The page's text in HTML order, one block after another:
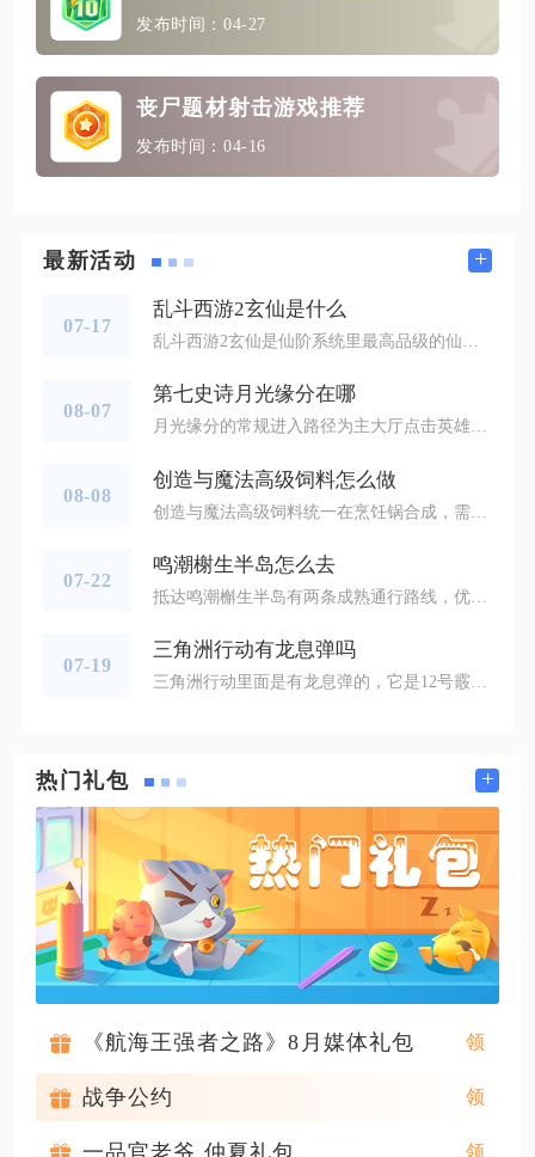
发布时间：04-27
丧尸题材射击游戏推荐
发布时间：04-16
最新活动 +
07-17
乱斗西游2玄仙是什么
乱斗西游2玄仙是仙阶系统里最高品级的仙阶段位，是玩家完成主线解锁仙阶玩法后，持续积累功勋逐级晋升的最终仙位，整体仙阶体系从低到高依次为散仙、地仙、灵仙、真仙、金仙、玄仙六大阶段，每个大阶内部均分十个小阶，全部晋升至玄仙十阶即为仙阶玩法的毕业状态，也是综合战力提升、解锁高阶资源特权的核心成长目标。仙阶系统需要通关第十七章主线关卡后才会正式解锁，解锁后所有晋升操作都依靠功勋值完成积累与结算，玄仙作为顶端段位，所需累计功勋数值远超前五阶，每周系统会固定进行功勋核算，按照当期功勋总量
08-07
第七史诗月光缘分在哪
月光缘分的常规进入路径为主大厅点击英雄按钮，切换引进分类后即可找到月光缘分入口，未解锁系统的账号无法看到对应入口，解锁门槛为通关Episode1主线1-10圣域之门神殿地下关卡并完成新手筛选召唤流程，满足条件后入口会自动解锁并永久保留，部分版本大厅右下角会直接显示月光缘分快捷图标，点击可直达页面，省去多层点击操作，两种进入渠道可根据界面布局灵活选用，找不到入口的账号优先核对主线关卡进度，未推进至指定关卡是绝大多数玩家看不到入口的核心原因。成功进入月光缘分界面后，界面会展示六名
08-08
创造与魔法高级饲料怎么做
07-22
鸣潮榭生半岛怎么去
07-19
三角洲行动有龙息弹吗
热门礼包 +
《航海王强者之路》8月媒体礼包
战争公约